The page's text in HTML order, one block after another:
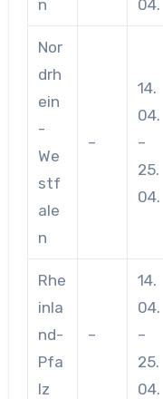
n 04.
Nor
drh
ein
-
We
stf
ale
n
–
14.
04.
–
25.
04.
Rhe
inla
nd-
Pfa
lz
–
14.
04.
–
25.
04.